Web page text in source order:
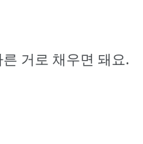
거로 채우면 돼요.